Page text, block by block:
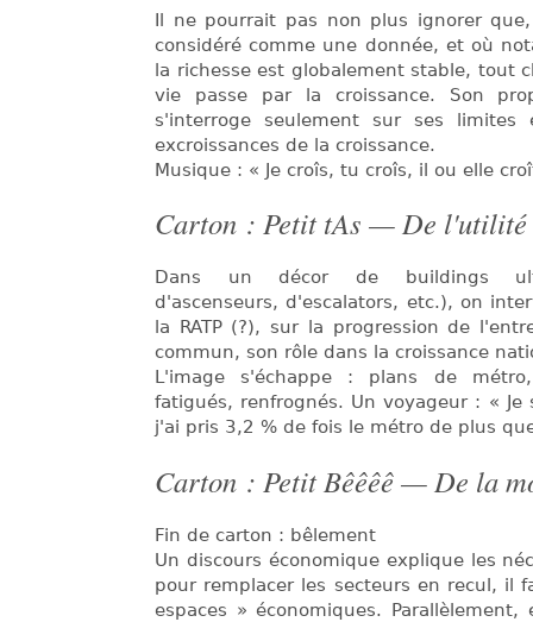
Il ne pourrait pas non plus ignorer
considéré comme une donnée, et où
la richesse est globalement stable, tout
vie passe par la croissance. Son
s'interroge seulement sur ses
excroissances de la croissance.
Musique : « Je croîs, tu croîs, il ou elle
Carton : Petit tAs — De l'utilité
Dans un décor de buildings
d'ascenseurs, d'escalators, etc.), on
la RATP (?), sur la progression de
commun, son rôle dans la croissance
L'image s'échappe : plans de
fatigués, renfrognés. Un voyageur : «
j'ai pris 3,2 % de fois le métro de plus
Carton : Petit Bêêêê — De la
Fin de carton : bêlement
Un discours économique explique les
pour remplacer les secteurs en recul, il
espaces » économiques.